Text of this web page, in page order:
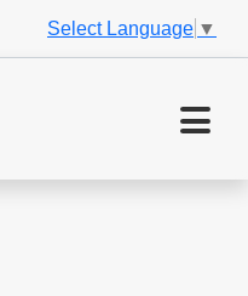
Select Language ▼